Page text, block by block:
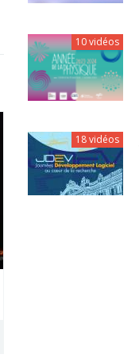
10 vidéos
18 vidéos